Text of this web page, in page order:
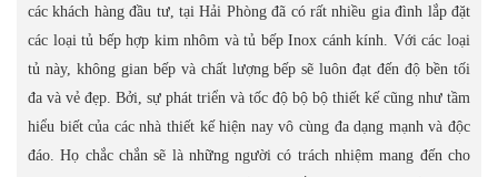
các khách hàng đầu tư, tại Hải Phòng đã có rất nhiều gia đình lắp đặt
các loại tủ bếp hợp kim nhôm và tủ bếp Inox cánh kính. Với các loại
tủ này, không gian bếp và chất lượng bếp sẽ luôn đạt đến độ bền tối
đa và vẻ đẹp. Bởi, sự phát triển và tốc độ bộ bộ thiết kế cũng như tầm
hiểu biết của các nhà thiết kế hiện nay vô cùng đa dạng mạnh và độc
đáo. Họ chắc chắn sẽ là những người có trách nhiệm mang đến cho